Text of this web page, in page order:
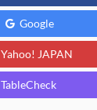
Google
Yahoo! JAPAN
TableCheck